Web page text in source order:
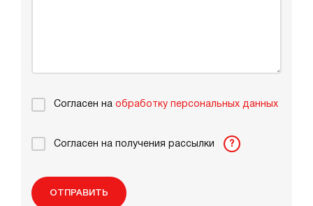
Согласен на обработку персональных данных
Согласен на получения рассылки ?
ОТПРАВИТЬ